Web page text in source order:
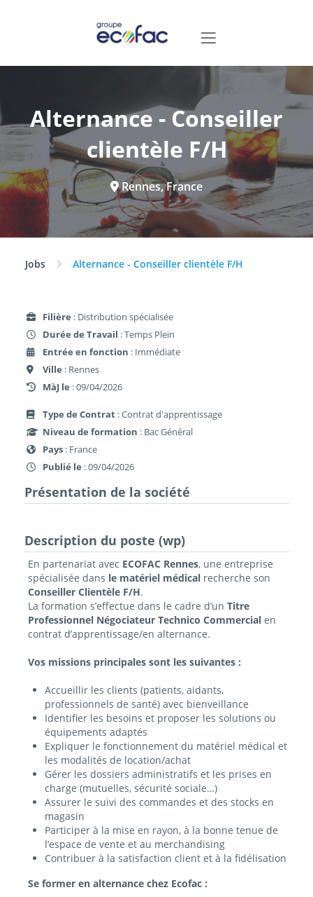
Alternance - Conseiller
clientèle F/H
Rennes, France
Jobs Alternance - Conseiller clientèle F/H
Filière : Distribution spécialisée
Durée de Travail : Temps Plein
Entrée en fonction : Immédiate
Ville : Rennes
MàJ le : 09/04/2026
Type de Contrat : Contrat d'apprentissage
Niveau de formation : Bac Général
Pays : France
Publié le : 09/04/2026
Présentation de la société
Description du poste (wp)
En partenariat avec ECOFAC Rennes, une entreprise
spécialisée dans le matériel médicalrecherche son
Conseiller Clientèle F/H.
La formation s’effectue dans le cadre d’un Titre
Professionnel Négociateur Technico Commercialen
contrat d’apprentissage/en alternance.
Vos missions principales sont les suivantes :
Accueillir les clients (patients, aidants,
professionnels de santé) avec bienveillance
Identifier les besoins et proposer les solutions ou
équipements adaptés
Expliquer le fonctionnement du matériel médical et
les modalités de location/achat
Gérer les dossiers administratifs et les prises en
charge (mutuelles, sécurité sociale…)
Assurer le suivi des commandes et des stocks en
magasin
Participer à la mise en rayon, à la bonne tenue de
l’espace de vente et au merchandising
Contribuer à la satisfaction client et à la fidélisation
Se former en alternance chez Ecofac :